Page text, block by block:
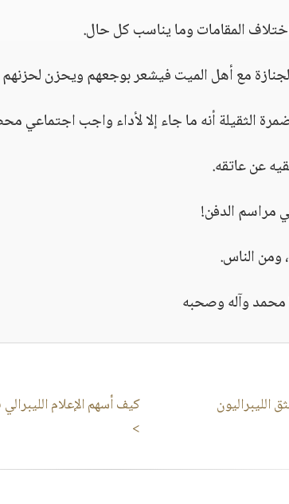
المقامات وما يناسب كل حال.
مع أهل الميت فيشعر بوجعهم ويحزن
الثقيلة أنه ما جاء إلا لأداء واجب اجتماعي
عن عاتقه.
مراسم الدفن!
ومن الناس.
محمد وآله وصحبه
الليبراليون
كيف أسهم الإعلام
>